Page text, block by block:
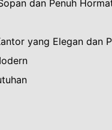
dan Penuh
yang Elegan dan